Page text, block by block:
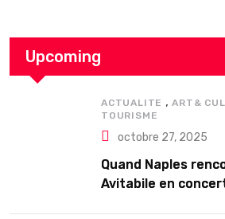
Upcoming
ACTUALITE ,ART&
TOURISME
octobre 27, 2025
Quand Naples
Avitabile en